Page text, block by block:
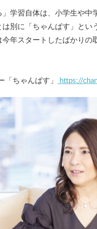
学習自体は、小学生や中
は別に「ちゃんぱす」とい
年スタートしたばかりの
ちゃんぱす」 https://